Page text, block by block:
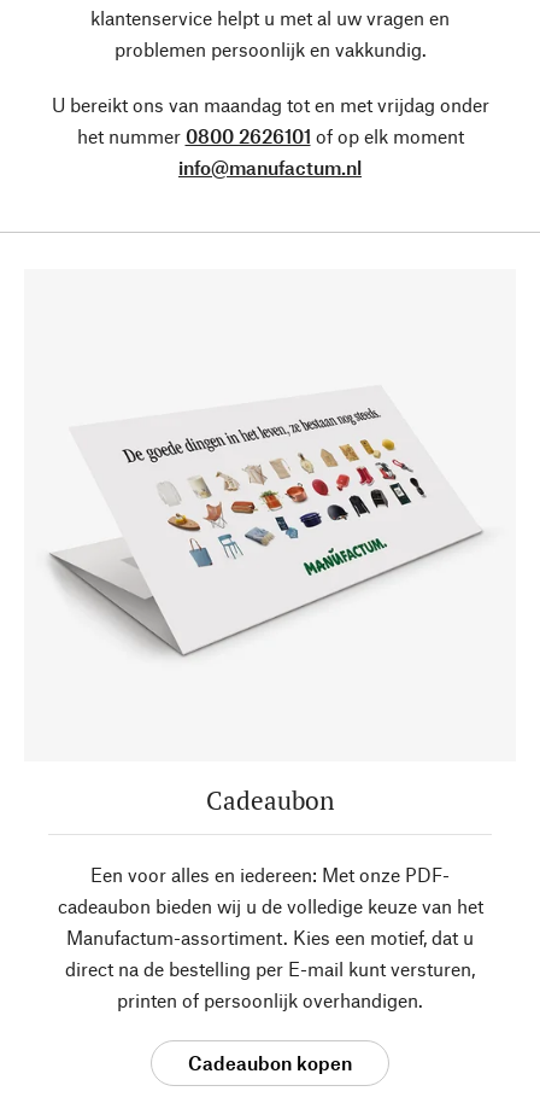
klantenservice helpt u met al uw vragen en
problemen persoonlijk en vakkundig.
U bereikt ons van maandag tot en met vrijdag onder
het nummer 0800 2626101 of op elk moment
info@manufactum.nl
Cadeaubon
Een voor alles en iedereen: Met onze PDF-
cadeaubon bieden wij u de volledige keuze van het
Manufactum-assortiment. Kies een motief, dat u
direct na de bestelling per E-mail kunt versturen,
printen of persoonlijk overhandigen.
Cadeaubon kopen